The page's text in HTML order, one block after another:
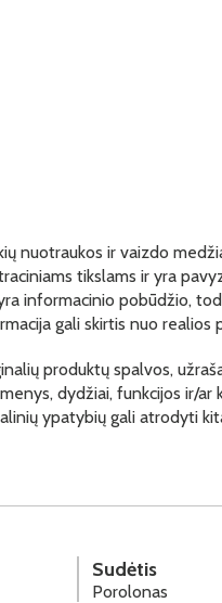
nuotraukos ir vaizdo
tikslams ir yra
informacinio pobūdžio,
gali skirtis nuo realios
produktų spalvos,
dydžiai, funkcijos ir/ar
ypatybių gali atrodyti
Sudėtis
Porolonas